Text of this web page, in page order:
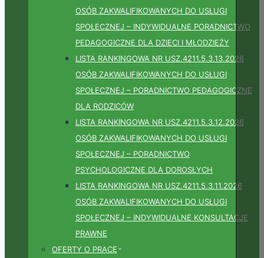
OSÓB ZAKWALIFIKOWANYCH DO USŁUGI
SPOŁECZNEJ – INDYWIDUALNE PORADNICTWO
PEDAGOGICZNE DLA DZIECI I MŁODZIEŻY
LISTA RANKINGOWA NR USZ.4211.5.3.13.2026
OSÓB ZAKWALIFIKOWANYCH DO USŁUGI
SPOŁECZNEJ – PORADNICTWO PEDAGOGICZNE
DLA RODZICÓW
LISTA RANKINGOWA NR USZ.4211.5.3.12.2026
OSÓB ZAKWALIFIKOWANYCH DO USŁUGI
SPOŁECZNEJ – PORADNICTWO
PSYCHOLOGICZNE DLA DOROSŁYCH
LISTA RANKINGOWA NR USZ.4211.5.3.11.2026
OSÓB ZAKWALIFIKOWANYCH DO USŁUGI
SPOŁECZNEJ – INDYWIDUALNE KONSULTACJE
PRAWNE
OFERTY O PRACĘ